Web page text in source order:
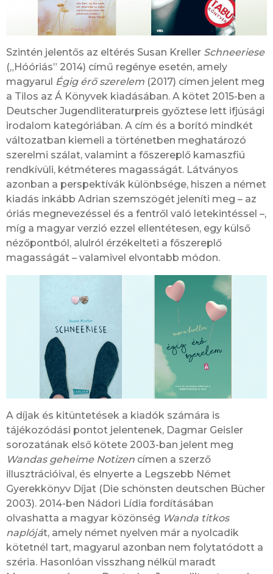
Szintén jelentős az eltérés Susan Kreller Schneeriese
(„Hóóriás” 2014) című regénye esetén, amely
magyarul Égig érő szerelem (2017) címen jelent meg
a Tilos az Á Könyvek kiadásában. A kötet 2015-ben a
Deutscher Jugendliteraturpreis győztese lett ifjúsági
irodalom kategóriában. A cím és a borító mindkét
változatban kiemeli a történetben meghatározó
szerelmi szálat, valamint a főszereplő kamaszfiú
rendkívüli, kétméteres magasságát. Látványos
azonban a perspektívák különbsége, hiszen a német
kiadás inkább Adrian szemszögét jeleníti meg – az
óriás megnevezéssel és a fentről való letekintéssel –,
míg a magyar verzió ezzel ellentétesen, egy külső
nézőpontból, alulról érzékelteti a főszereplő
magasságát – valamivel elvontabb módon.
A díjak és kitüntetések a kiadók számára is
tájékozódási pontot jelentenek, Dagmar Geisler
sorozatának első kötete 2003-ban jelent meg
Wandas geheime Notizen címen a szerző
illusztrációival, és elnyerte a Legszebb Német
Gyerekkönyv Díjat (Die schönsten deutschen Bücher
2003). 2014-ben Nádori Lídia fordításában
olvashatta a magyar közönség Wanda titkos
naplóját, amely német nyelven már a nyolcadik
kötetnél tart, magyarul azonban nem folytatódott a
széria. Hasonlóan visszhang nélkül maradt